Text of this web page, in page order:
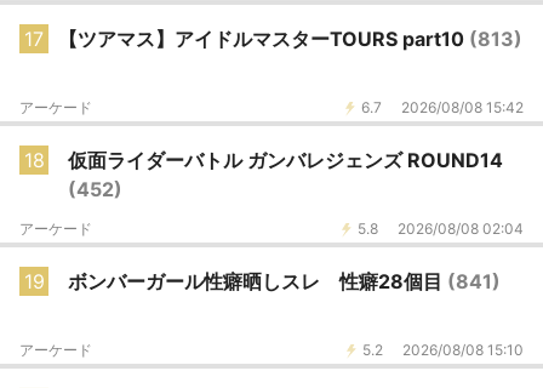
17 【ツアマス】アイドルマスターTOURS part10 (813)
6.7 2026/08/08 15:42
アーケード
18
仮面ライダーバトル ガンバレジェンズ ROUND14
(452)
5.8 2026/08/08 02:04
アーケード
19 ボンバーガール性癖晒しスレ 性癖28個目 (841)
5.2 2026/08/08 15:10
アーケード